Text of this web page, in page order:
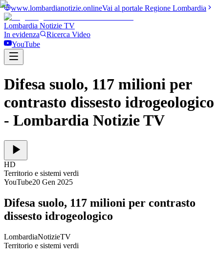
www.lombardianotizie.onlineVai al portale Regione Lombardia
Lombardia Notizie TV
In evidenza
Ricerca Video
YouTube
Difesa suolo, 117 milioni per
contrasto dissesto idrogeologico
- Lombardia Notizie TV
HD
Territorio e sistemi verdi
YouTube20 Gen 2025
Difesa suolo, 117 milioni per contrasto
dissesto idrogeologico
LombardiaNotizieTV
Territorio e sistemi verdi